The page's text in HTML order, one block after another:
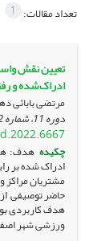
تعداد مقالات: 1
تعیین نقش
ادراک‌شده و
مرتضی بابائی
دوره 11، شماره 2 ، مرداد 1401، ، صفحه
چکیده هدف:
ادراک شده بر
مشتریان
حاضر توصیفی
هدف کاربردی
ورزشی شهر